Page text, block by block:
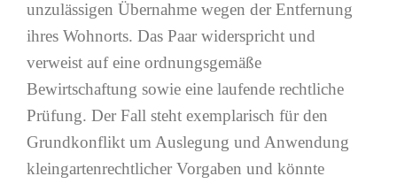
unzulässigen Übernahme wegen der Entfernung
ihres Wohnorts. Das Paar widerspricht und
verweist auf eine ordnungsgemäße
Bewirtschaftung sowie eine laufende rechtliche
Prüfung. Der Fall steht exemplarisch für den
Grundkonflikt um Auslegung und Anwendung
kleingartenrechtlicher Vorgaben und könnte